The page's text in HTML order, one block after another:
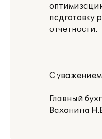
подготовку
отчетности.
С
Главный
Вахонина